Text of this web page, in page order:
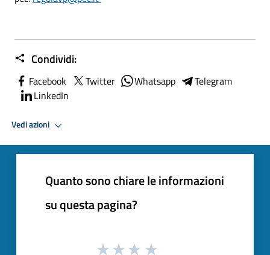
Condividi:
Facebook Twitter Whatsapp
Telegram
LinkedIn
Vedi azioni
Quanto sono chiare le informazioni
su questa pagina?